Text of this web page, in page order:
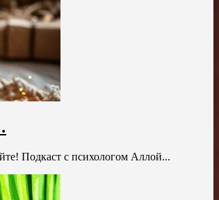
Подкаст с психологом Аллой...